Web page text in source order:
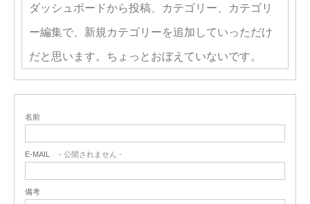
ダッシュボードから投稿、カテゴリー、カテゴリ
ー編集で、新規カテゴリーを追加していっただけ
だと思います。ちょっとおぼえていないです。
名前
E-MAIL - 公開されません -
備考